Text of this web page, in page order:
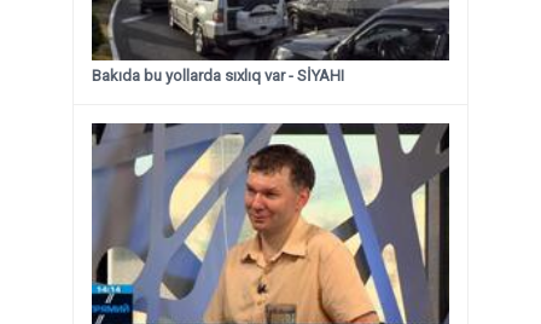
Bakıda bu yollarda sıxlıq var - SİYAHI